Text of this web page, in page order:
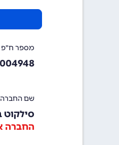
מספר ח"פ
שם החברה
החברה